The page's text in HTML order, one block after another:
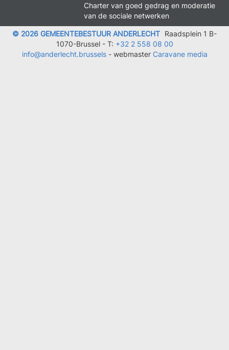
Charter van goed gedrag en moderatie
van de sociale netwerken
© 2026 GEMEENTEBESTUUR ANDERLECHT Raadsplein 1 B-
1070-Brussel - T: +32 2 558 08 00
info@anderlecht.brussels- webmaster Caravane media